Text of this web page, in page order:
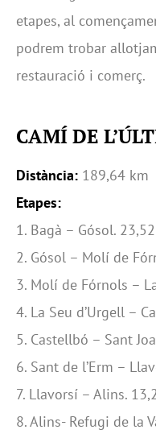
etapes, al
podrem trobar
restauració i comerç.
CAMÍ DE
Distància: 189,64 km
Etapes:
1. Bagà – Gósol.
2. Gósol – Molí de
3. Molí de Fórnols –
4. La Seu d’Urgell –
5. Castellbó – Sant
6. Sant de l’Erm –
7. Llavorsí – Alins.
8. Alins- Refugi de la